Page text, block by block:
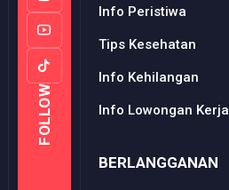
FOLLOW
Info Peristiwa
Tips Kesehatan
Info Kehilangan
Info Lowongan Kerja
BERLANGGANAN